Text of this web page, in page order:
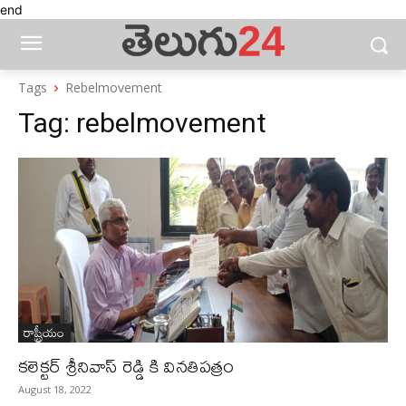
end
Tags Rebelmovement
Tag: rebelmovement
రాష్ట్రీయం
కలెక్టర్ శ్రీనివాస్ రెడ్డి కి వినతిపత్రం
August 18, 2022